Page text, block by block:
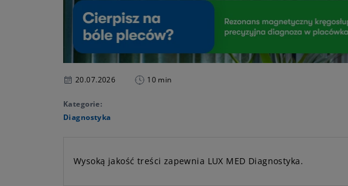
20.07.2026 10 min
Kategorie:
Diagnostyka
Wysoką jakość treści zapewnia LUX MED Diagnostyka.